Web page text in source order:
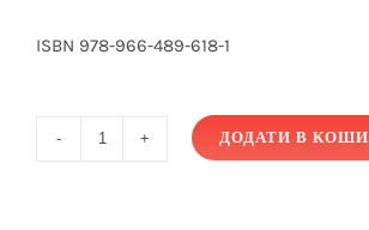
ISBN 978-966-489-618-1
ДОДАТИ В